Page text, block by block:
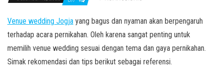
Venue wedding Jogja yang bagus dan nyaman akan berpengaruh
terhadap acara pernikahan. Oleh karena sangat penting untuk
memilih venue wedding sesuai dengan tema dan gaya pernikahan.
Simak rekomendasi dan tips berikut sebagai referensi.